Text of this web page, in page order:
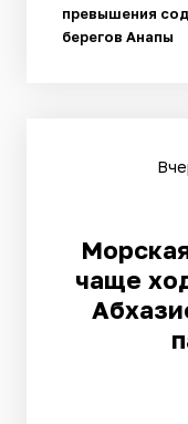
превышения
берегов Анапы
чаще